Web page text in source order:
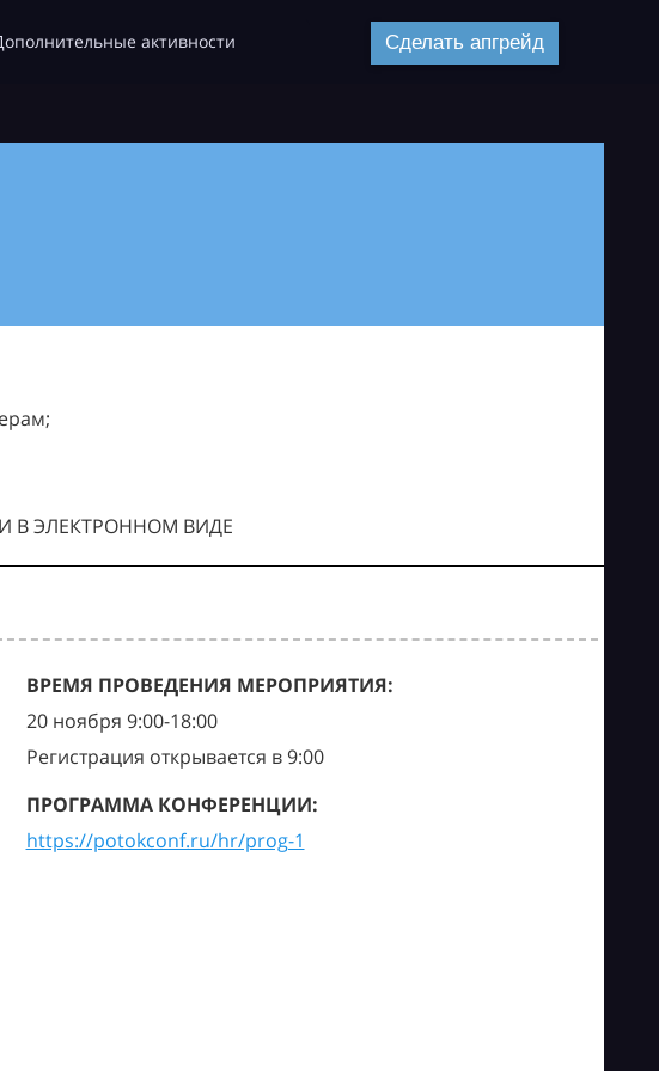
активности Сделать апгрейд
В ЭЛЕКТРОННОМ ВИДЕ
ВРЕМЯ ПРОВЕДЕНИЯ МЕРОПРИЯТИЯ:
20 ноября 9:00-18:00
Регистрация открывается в 9:00
ПРОГРАММА КОНФЕРЕНЦИИ:
https://potokconf.ru/hr/prog-1